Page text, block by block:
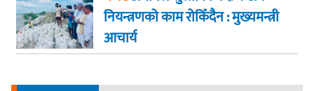
नियन्त्रणको काम रोकिँदैन : मुख्यमन्त्री
आचार्य